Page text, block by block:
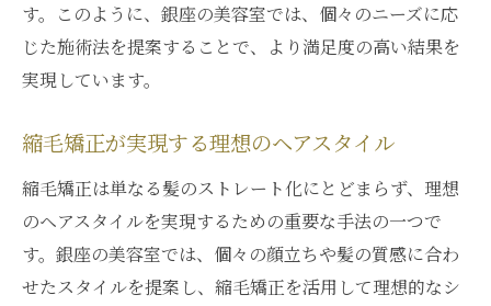
す。このように、銀座の美容室では、個々のニーズに応
じた施術法を提案することで、より満足度の高い結果を
実現しています。
縮毛矯正が実現する理想のヘアスタイル
縮毛矯正は単なる髪のストレート化にとどまらず、理想
のヘアスタイルを実現するための重要な手法の一つで
す。銀座の美容室では、個々の顔立ちや髪の質感に合わ
せたスタイルを提案し、縮毛矯正を活用して理想的なシ